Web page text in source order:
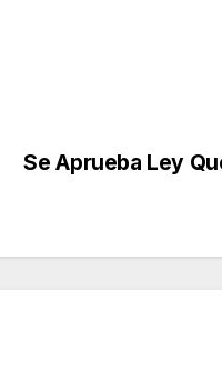
Se Aprueba Ley